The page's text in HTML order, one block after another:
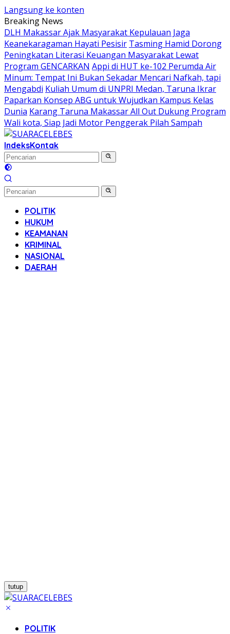
Langsung ke konten
Breaking News
DLH Makassar Ajak Masyarakat Kepulauan Jaga
Keanekaragaman Hayati Pesisir Tasming Hamid Dorong
Peningkatan Literasi Keuangan Masyarakat Lewat
Program GENCARKAN Appi di HUT ke-102 Perumda Air
Minum: Tempat Ini Bukan Sekadar Mencari Nafkah, tapi
Mengabdi Kuliah Umum di UNPRI Medan, Taruna Ikrar
Paparkan Konsep ABG untuk Wujudkan Kampus Kelas
Dunia Karang Taruna Makassar All Out Dukung Program
Wali kota, Siap Jadi Motor Penggerak Pilah Sampah
IndeksKontak
POLITIK
HUKUM
KEAMANAN
KRIMINAL
NASIONAL
DAERAH
tutup
POLITIK